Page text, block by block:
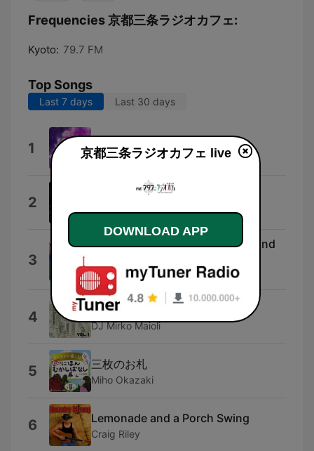
Frequencies 京都三条ラジオカフェ:
Kyoto: 79.7 FM
Top Songs
Last 7 days Last 30 days
1 어서 일어나
정윤근
2 No Trouble Today
Creative Coffee
3
Luminary for Healing Strength and
Meditator
4 Bylot
DJ Mirko Maioli
5 三枚のお札
Miho Okazaki
6 Lemonade and a Porch Swing
Craig Riley
京都三条ラジオカフェ live
DOWNLOAD APP